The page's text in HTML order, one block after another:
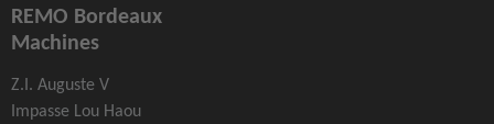
REMO Bordeaux
Machines
Z.I. Auguste V
Impasse Lou Haou